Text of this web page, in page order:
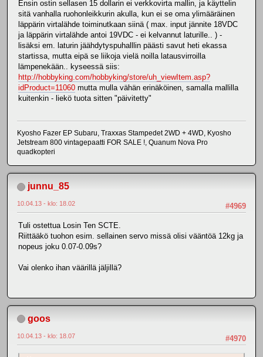
Ensin ostin sellasen 15 dollarin ei verkkovirta mallin, ja käyttelin
sitä vanhalla ruohonleikkurin akulla, kun ei se oma ylimääräinen
läppärin virtalähde toiminutkaan siinä ( max. input jännite 18VDC
ja läppärin virtalähde antoi 19VDC - ei kelvannut laturille.. ) -
lisäksi em. laturin jäähdytyspuhalllin päästi savut heti ekassa
startissa, mutta eipä se liikoja vielä noilla latausvirroilla
lämpenekään.. kyseessä siis:
http://hobbyking.com/hobbyking/store/uh_viewItem.asp?
idProduct=11060 mutta mulla vähän erinäköinen, samalla mallilla
kuitenkin - liekö tuota sitten "päivitetty"
Kyosho Fazer EP Subaru, Traxxas Stampedet 2WD + 4WD, Kyosho
Jetstream 800 vintagepaatti FOR SALE !, Quanum Nova Pro
quadkopteri
junnu_85
#4969
10.04.13 - klo: 18.02
Tuli ostettua Losin Ten SCTE.
Riittääkö tuohon esim. sellainen servo missä olisi vääntöä 12kg ja
nopeus joku 0.07-0.09s?
Vai olenko ihan väärillä jäljillä?
goos
#4970
10.04.13 - klo: 18.07